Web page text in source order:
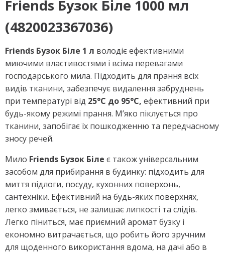
Friends Бузок Біле 1000 мл
(4820023367036)
Friends Бузок Біле 1 л володіє ефективними
миючими властивостями і всіма перевагами
господарського мила. Підходить для прання всіх
видів тканини, забезпечує видалення забруднень
при температурі від 25°С до 95°С, ефективний при
будь-якому режимі прання. М’яко піклується про
тканини, запобігає їх пошкодженню та передчасному
зносу речей.
Мило Friends Бузок Біле є також універсальним
засобом для прибирання в будинку: підходить для
миття підлоги, посуду, кухонних поверхонь,
сантехніки. Ефективний на будь-яких поверхнях,
легко змивається, не залишає липкості та слідів.
Легко піниться, має приємний аромат бузку і
економно витрачається, що робить його зручним
для щоденного використання вдома, на дачі або в